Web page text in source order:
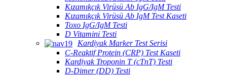
Kızamıkçık Virüsü Ab IgG/IgM Testi
Kızamıkçık Virüsü Ab IgM Test Kaseti
Toxo IgG/IgM Testi
D Vitamini Testi
Kardiyak Marker Test Serisi
C-Reaktif Protein (CRP) Test Kaseti
Kardiyak Troponin T (cTnT) Testi
D-Dimer (DD) Testi